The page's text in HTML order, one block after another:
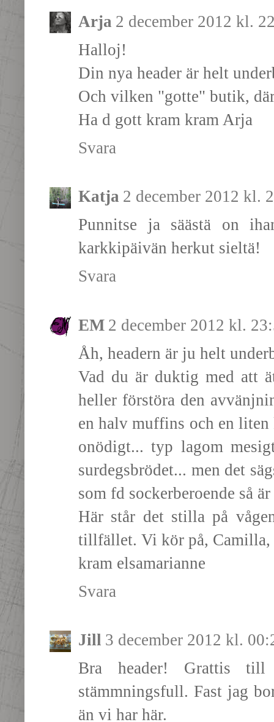
Arja 2 december 2012 kl.
Halloj!
Din nya header är helt
Och vilken "gotte" butik,
Ha d gott kram kram Arja
Svara
Katja 2 december 2012 kl.
Punnitse ja säästä on
karkkipäivän herkut sieltä!
Svara
EM 2 december 2012 kl.
Åh, headern är ju helt
Vad du är duktig med att
heller förstöra den
en halv muffins och en
onödigt... typ lagom
surdegsbrödet... men det
som fd sockerberoende så
Här står det stilla på
tillfället. Vi kör på, Camilla,
kram elsamarianne
Svara
Jill 3 december 2012 kl.
Bra header! Grattis
stämmningsfull. Fast jag
än vi har här.